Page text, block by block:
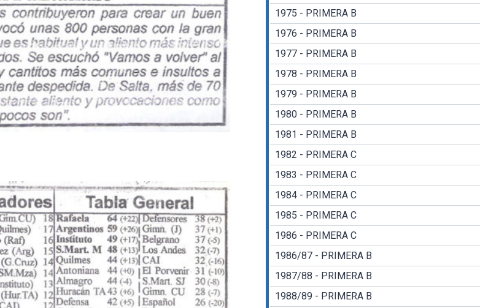
1975 - PRIMERA B
1976 - PRIMERA B
1977 - PRIMERA B
1978 - PRIMERA B
1979 - PRIMERA B
1980 - PRIMERA B
1981 - PRIMERA B
1982 - PRIMERA C
1983 - PRIMERA C
1984 - PRIMERA C
1985 - PRIMERA C
1986 - PRIMERA C
1986/87 - PRIMERA B
1987/88 - PRIMERA B
1988/89 - PRIMERA B